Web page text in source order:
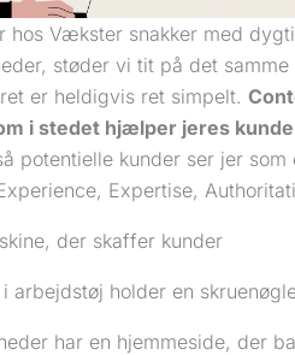
hos Vækster snakker med
støder vi tit på det
er heldigvis ret simpelt.
i stedet hjælper jeres
potentielle kunder ser jer
Expertise,
der skaffer kunder
har en hjemmeside, der